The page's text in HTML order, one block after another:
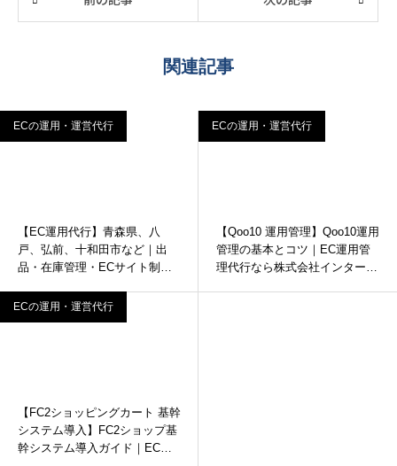
関連記事
ECの運用・運営代行
【EC運用代行】青森県、八
戸、弘前、十和田市など｜出
品・在庫管理・ECサイト制作
ECの運用・運営代行
【Qoo10 運用管理】Qoo10運用
管理の基本とコツ｜EC運用管
理代行なら株式会社インターコ
ECの運用・運営代行
【FC2ショッピングカート 基幹
システム導入】FC2ショップ基
幹システム導入ガイド｜EC運